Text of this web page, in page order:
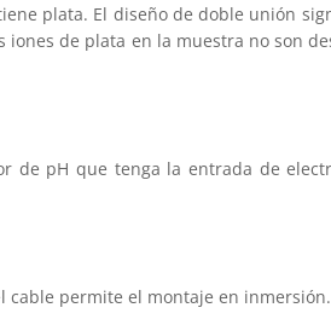
plata. El diseño de doble unión
de plata en la muestra no son
de pH que tenga la entrada de
cable permite el montaje en inmersión.